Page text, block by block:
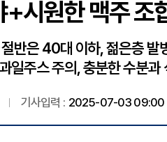
+시원한 맥주 조
반은 40대 이하, 젊은층 발
일주스 주의, 충분한 수분과
기사입력 : 2025-07-03 09:00